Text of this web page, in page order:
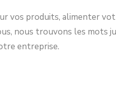
vos produits, alimenter
nous trouvons les mots
entreprise.